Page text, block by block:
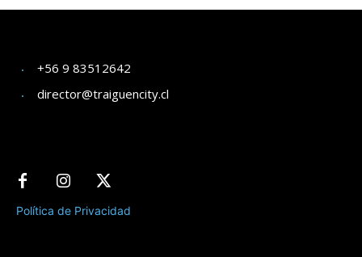
+56 9 83512642
director@traiguencity.cl
Política de Privacidad